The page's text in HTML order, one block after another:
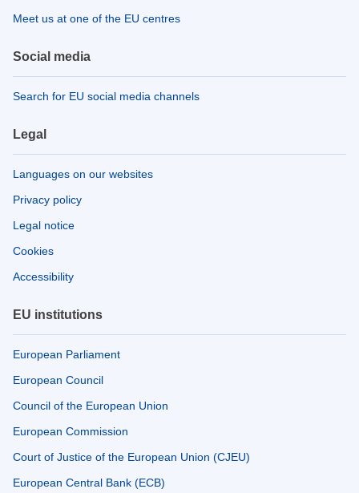
Meet us at one of the EU centres
Social media
Search for EU social media channels
Legal
Languages on our websites
Privacy policy
Legal notice
Cookies
Accessibility
EU institutions
European Parliament
European Council
Council of the European Union
European Commission
Court of Justice of the European Union (CJEU)
European Central Bank (ECB)